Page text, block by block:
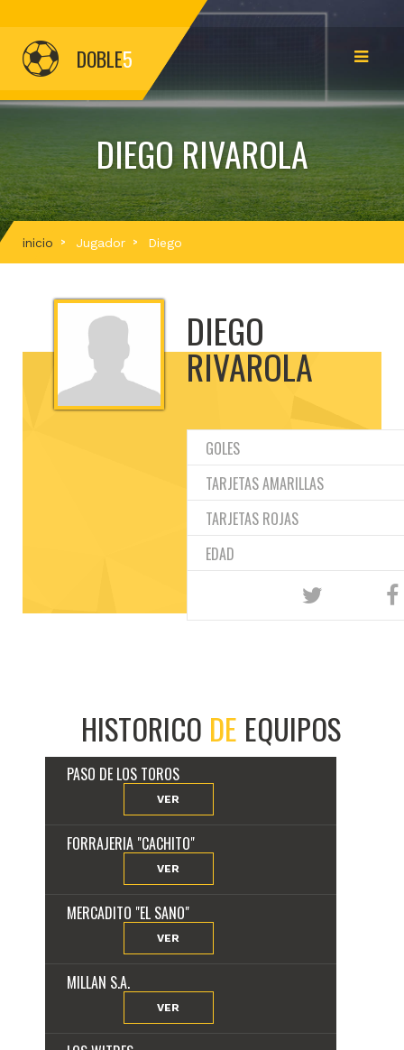
DOBLE5
DIEGO RIVAROLA
inicio Jugador Diego
DIEGO
RIVAROLA
GOLES
TARJETAS AMARILLAS
TARJETAS ROJAS
EDAD
HISTORICO DE EQUIPOS
PASO DE LOS TOROS
VER
FORRAJERIA "CACHITO"
VER
MERCADITO "EL SANO"
VER
MILLAN S.A.
VER